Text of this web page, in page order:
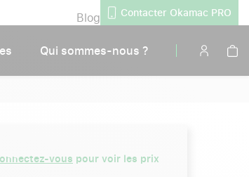
Blog Contacter Okamac PRO
Qui sommes-nous ?
vous pour voir les prix